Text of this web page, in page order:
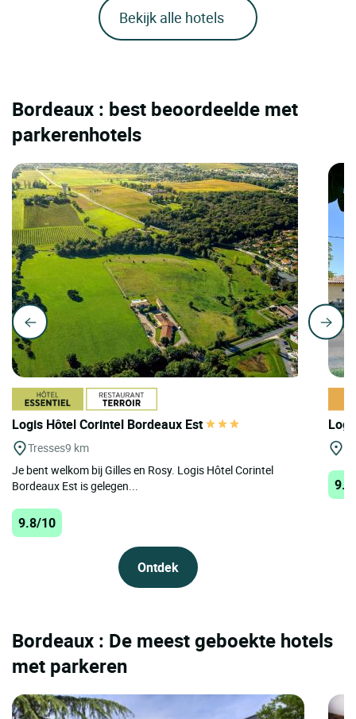
Bekijk alle hotels
Bordeaux : best beoordeelde met
parkerenhotels
Logis Hôtel Corintel Bordeaux Est
Tresses9 km
Je bent welkom bij Gilles en Rosy. Logis Hôtel Corintel
Bordeaux Est is gelegen...
9.8/10
Ontdek
Bordeaux : De meest geboekte hotels
met parkeren